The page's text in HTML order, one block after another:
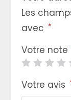
Les
avec *
Votre note
Votre avis